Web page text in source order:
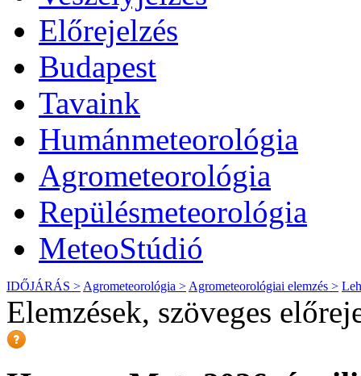
Előrejelzés
Budapest
Tavaink
Humánmeteorológia
Agrometeorológia
Repülésmeteorológia
MeteoStúdió
IDŐJÁRÁS > Agrometeorológia > Agrometeorológiai elemzés >
Elemzések, szöveges